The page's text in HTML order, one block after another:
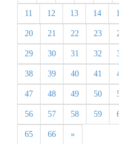
11 12 13 14
20 21 22 23
29 30 31 32
38 39 40 41
47 48 49 50
56 57 58 59
65 66 »